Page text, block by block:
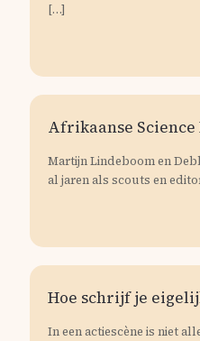
[…]
Afrikaanse
Martijn Lindeboom en
al jaren als scouts en
Hoe schrijf je
In een actiescène is niet